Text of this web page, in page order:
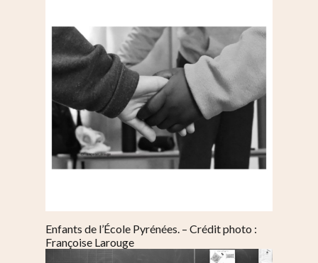
Enfants de l’École Pyrénées. – Crédit photo :
Françoise Larouge